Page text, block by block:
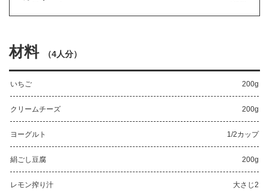
材料 （4人分）
いちご 200g
クリームチーズ 200g
ヨーグルト 1/2カップ
絹ごし豆腐 200g
レモン搾り汁 大さじ2